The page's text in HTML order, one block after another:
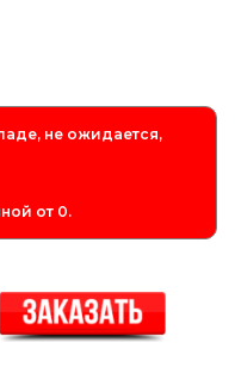
не ожидается,
от 0.